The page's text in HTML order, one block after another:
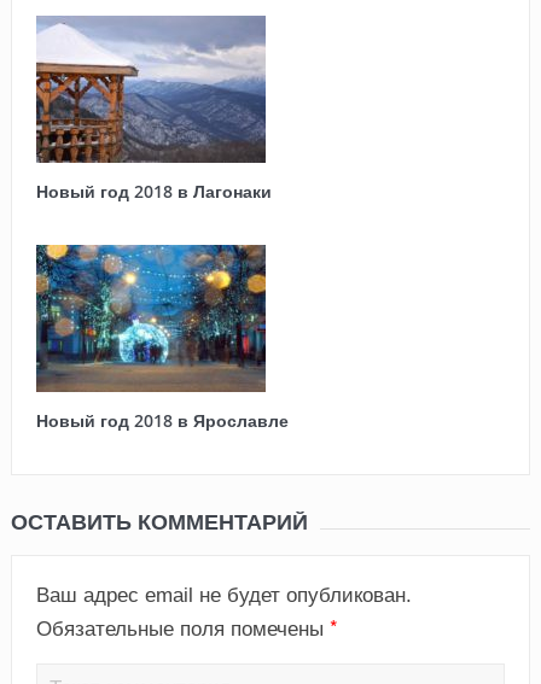
Новый год 2018 в Лагонаки
Новый год 2018 в Ярославле
ОСТАВИТЬ КОММЕНТАРИЙ
Ваш адрес email не будет опубликован.
Обязательные поля помечены *